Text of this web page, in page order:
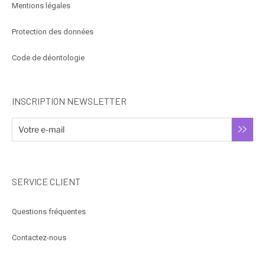
Mentions légales
Protection des données
Code de déontologie
INSCRIPTION NEWSLETTER
SERVICE CLIENT
Questions fréquentes
Contactez-nous